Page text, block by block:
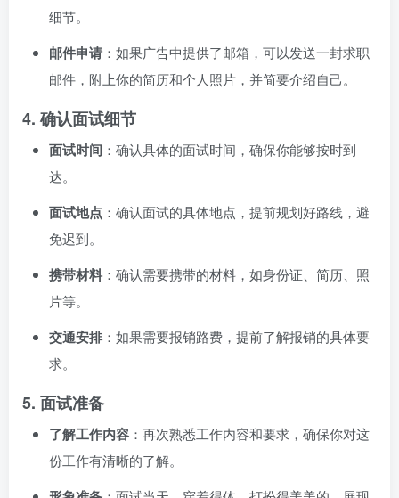
细节。
邮件申请 ：如果广告中提供了邮箱，可以发送一封求职
邮件，附上你的简历和个人照片，并简要介绍自己。
4. 确认面试细节
面试时间 ：确认具体的面试时间，确保你能够按时到
达。
面试地点 ：确认面试的具体地点，提前规划好路线，避
免迟到。
携带材料 ：确认需要携带的材料，如身份证、简历、照
片等。
交通安排：如果需要报销路费，提前了解报销的具体要
求。
5. 面试准备
了解工作内容 ：再次熟悉工作内容和要求，确保你对这
份工作有清晰的了解。